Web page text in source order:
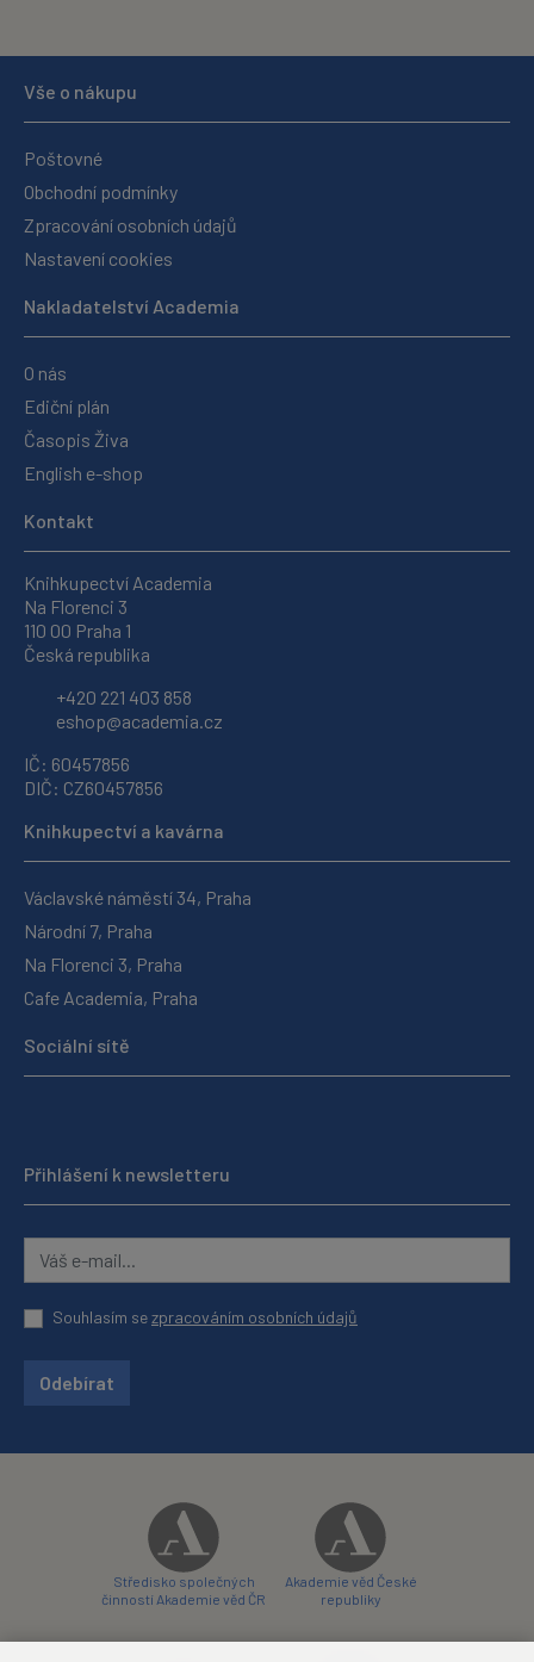
Vše o nákupu
Poštovné
Obchodní podmínky
Zpracování osobních údajů
Nastavení cookies
Nakladatelství Academia
O nás
Ediční plán
Časopis Živa
English e-shop
Kontakt
Knihkupectví Academia
Na Florenci 3
110 00 Praha 1
Česká republika
+420 221 403 858
eshop@academia.cz
IČ: 60457856
DIČ: CZ60457856
Knihkupectví a kavárna
Václavské náměstí 34, Praha
Národní 7, Praha
Na Florenci 3, Praha
Cafe Academia, Praha
Sociální sítě
Přihlášení k newsletteru
Souhlasím sezpracováním osobních údajů
Odebírat
Středisko společných
činností Akademie věd ČR
Akademie věd České
republiky